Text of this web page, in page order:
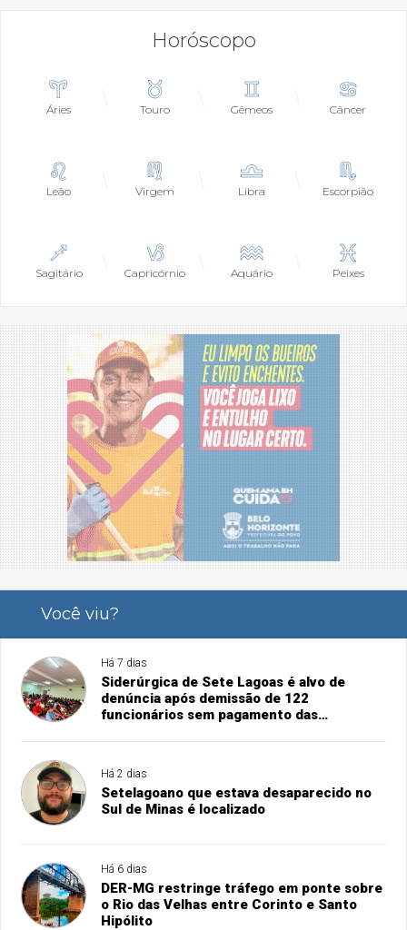
Horóscopo
Áries Touro Gêmeos Câncer
Leão Virgem Libra Escorpião
Sagitário Capricórnio Aquário Peixes
Você viu?
Há 7 dias
Siderúrgica de Sete Lagoas é alvo de
denúncia após demissão de 122
funcionários sem pagamento das
Há 2 dias
Setelagoano que estava desaparecido no
Sul de Minas é localizado
Há 6 dias
DER-MG restringe tráfego em ponte sobre
o Rio das Velhas entre Corinto e Santo
Hipólito